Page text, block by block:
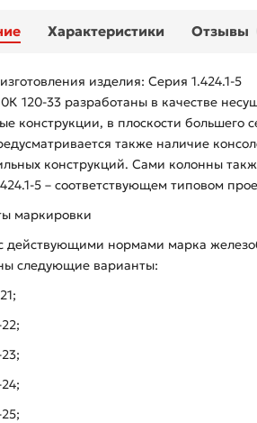
Характеристики Отзывы
изделия: Серия 1.424.1-5
120-33 разработаны в качестве
конструкции, в плоскости
также наличие
конструкций. Сами колонны
5 – соответствующем типовом
маркировки
действующими нормами марка
следующие варианты: